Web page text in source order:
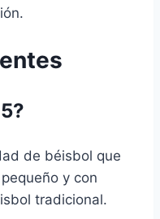
de béisbol que
y con
tradicional.